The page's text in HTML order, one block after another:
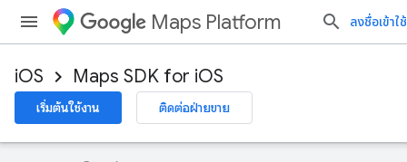
Maps Platform ลงชื่อเข้าใช้
iOS Maps SDK for iOS
เริ่มต้นใช้งาน ติดต่อฝ่ายขาย